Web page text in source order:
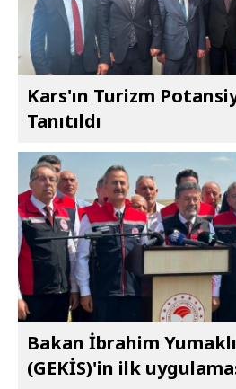
Kars'ın Turizm
Tanıtıldı
Bakan İbrahim
(GEKİS)'in ilk